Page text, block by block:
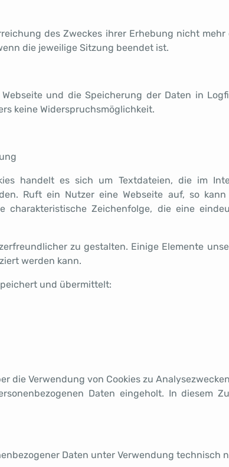
des Zweckes ihrer Erhebung nicht
die jeweilige Sitzung beendet ist.
und die Speicherung der Daten in
keine Widerspruchsmöglichkeit.
handelt es sich um Textdateien, die im
Ruft ein Nutzer eine Webseite auf, so
charakteristische Zeichenfolge, die eine
zu gestalten. Einige Elemente
werden kann.
und übermittelt:
die Verwendung von Cookies zu
Daten eingeholt. In diesem
Daten unter Verwendung technisch